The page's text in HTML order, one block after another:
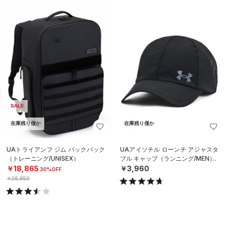
SALE
在庫残り僅か
UAトライアンフ ジム バックパック
（トレーニング/UNISEX）
￥18,865 30%OFF
￥26,950
在庫残り僅か
UAアイソチル ローンチ アジャスタ
ブル キャップ（ランニング/MEN）
￥3,960